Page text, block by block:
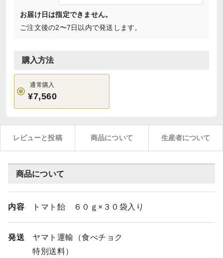
お届け日は指定できません。
ご注文後の2〜7日以内で発送します。
購入方法
通常購入
¥7,560
レビューと投稿 商品について 生産者について
商品について
内容 トマト飴 ６０ｇ×３０袋入り
発送
ヤマト運輸（食べチョク
特別送料）